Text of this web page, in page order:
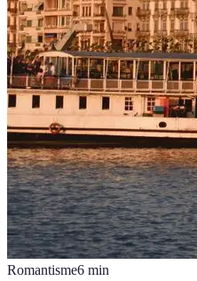
Romantisme6 min